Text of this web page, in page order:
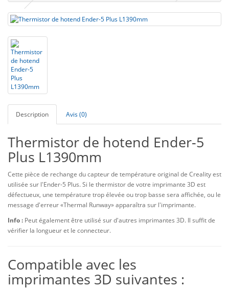
Description Avis (0)
Thermistor de hotend Ender-5
Plus L1390mm
Cette pièce de rechange du capteur de température original de Creality est
utilisée sur l'Ender-5 Plus. Si le thermistor de votre imprimante 3D est
défectueux, une température trop élevée ou trop basse sera affichée, ou le
message d'erreur «Thermal Runway» apparaîtra sur l'imprimante.
Info : Peut également être utilisé sur d'autres imprimantes 3D. Il suffit de
vérifier la longueur et le connecteur.
Compatible avec les
imprimantes 3D suivantes :